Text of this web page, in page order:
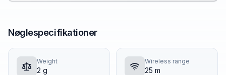
Nøglespecifikationer
Weight
2 g
Wireless range
25 m